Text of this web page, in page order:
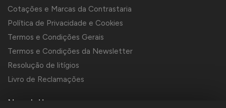
Cotações e Marcas da Contrastaria
Política de Privacidade e Cookies
Termos e Condições Gerais
Termos e Condições da Newsletter
Resolução de litígios
Livro de Reclamações
Newsletter